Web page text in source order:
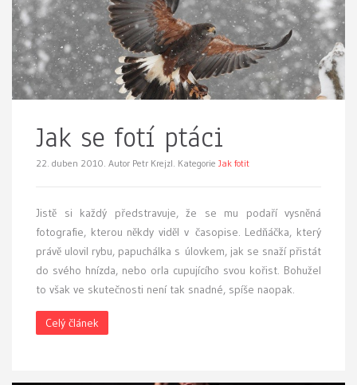
Jak se fotí ptáci
22. duben 2010. Autor Petr Krejzl. Kategorie Jak fotit
Jistě si každý předstravuje, že se mu podaří vysněná
fotografie, kterou někdy viděl v časopise. Ledňáčka, který
právě ulovil rybu, papuchálka s úlovkem, jak se snaží přistát
do svého hnízda, nebo orla cupujícího svou kořist. Bohužel
to však ve skutečnosti není tak snadné, spíše naopak.
Celý článek